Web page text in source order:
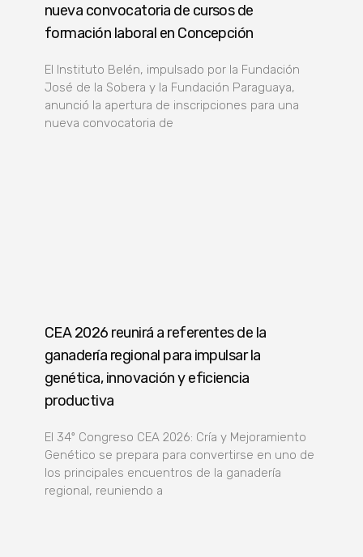
nueva convocatoria de cursos de
formación laboral en Concepción
El Instituto Belén, impulsado por la Fundación
José de la Sobera y la Fundación Paraguaya,
anunció la apertura de inscripciones para una
nueva convocatoria de
CEA 2026 reunirá a referentes de la
ganadería regional para impulsar la
genética, innovación y eficiencia
productiva
El 34º Congreso CEA 2026: Cría y Mejoramiento
Genético se prepara para convertirse en uno de
los principales encuentros de la ganadería
regional, reuniendo a